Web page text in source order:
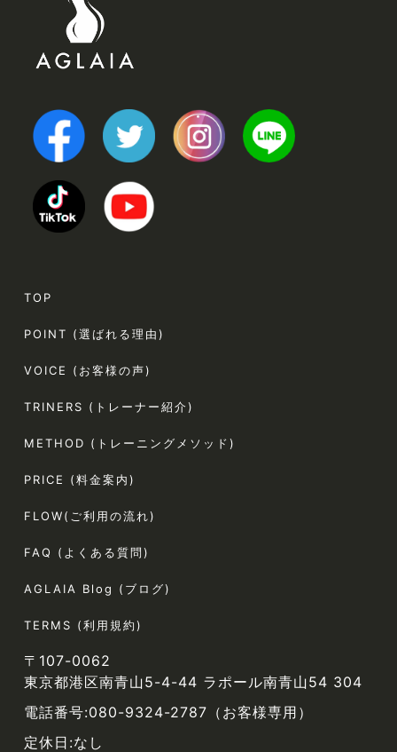
TOP
POINT (選ばれる理由)
VOICE (お客様の声)
TRINERS (トレーナー紹介)
METHOD (トレーニングメソッド)
PRICE (料金案内)
FLOW(ご利用の流れ)
FAQ (よくある質問)
AGLAIA Blog (ブログ)
TERMS (利用規約)
〒107-0062
東京都港区南青山5-4-44 ラポール南青山54 304
電話番号:080-9324-2787（お客様専用）
定休日:なし